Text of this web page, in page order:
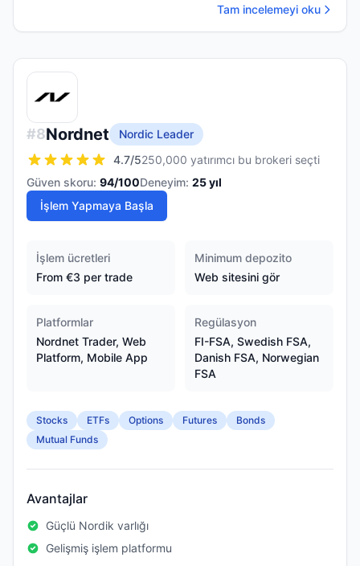
Tam incelemeyi oku
#8Nordnet
Nordic Leader
4.7/5250,000 yatırımcı bu brokeri seçti
Güven skoru: 94/100Deneyim: 25yıl
İşlem Yapmaya Başla
İşlem ücretleri
From €3 per trade
Minimum depozito
Web sitesini gör
Platformlar
Nordnet Trader, Web
Platform, Mobile App
Regülasyon
FI-FSA, Swedish FSA,
Danish FSA, Norwegian
FSA
Stocks ETFs Options Futures
Bonds
Mutual Funds
Avantajlar
Güçlü Nordik varlığı
Gelişmiş işlem platformu